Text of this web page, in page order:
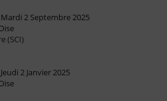
2 Septembre 2025
(SCI)
2 Janvier 2025